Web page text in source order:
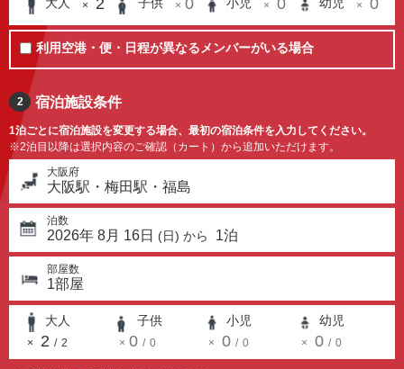
× 2 × 0 × 0 × 0
利用空港・便・日程が異なるメンバーがいる場合
2 宿泊施設条件
1泊ごとに宿泊施設を変更する場合、最初の宿泊条件を入力してください。
※2泊目以降は選択内容のご確認（カート）から追加いただけます。
大阪府
大阪駅・梅田駅・福島
泊数
2026年 8月 16日 (日) から 1泊
部屋数
1部屋
大人
× 2 / 2
子供
× 0 / 0
小児
× 0 / 0
幼児
× 0 / 0